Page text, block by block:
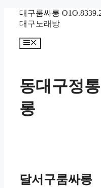
대구룸싸롱
대구노래방
메
동대구정
롱
달서구룸싸롱